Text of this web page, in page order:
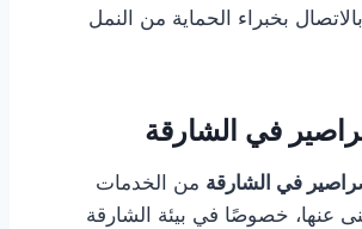
بالاتصال بخبراء الحماية من النمل
في الشارقة
في الشارقة من الخدمات
غنى عنها، خصوصًا في بيئة الشارقة